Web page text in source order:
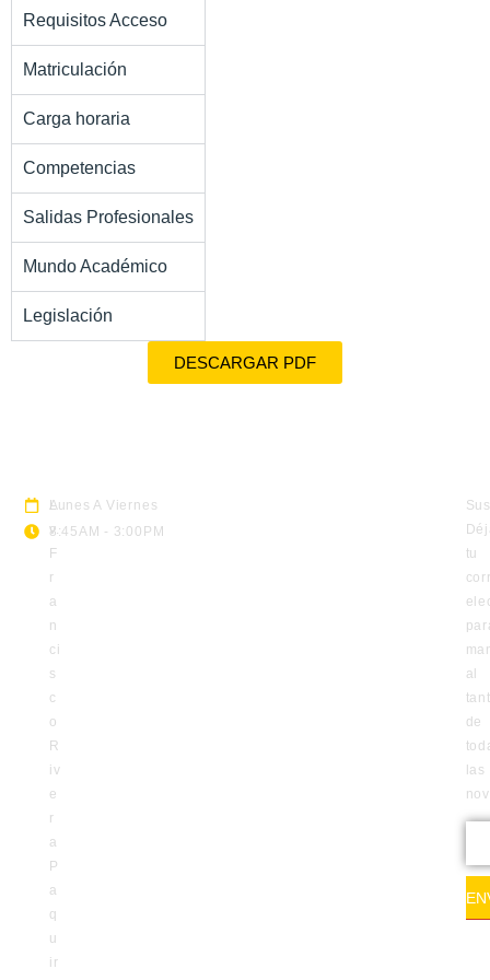
Requisitos Acceso
Matriculación
Carga horaria
Competencias
Salidas Profesionales
Mundo Académico
Legislación
DESCARGAR PDF
A
v.
F
r
a
n
ci
s
c
o
R
iv
e
r
a
P
a
q
u
ir
Lunes A Viernes
8:45AM - 3:00PM
tu
al
de
las